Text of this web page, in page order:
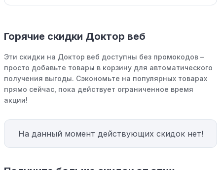
Горячие скидки Доктор веб
Эти скидки на Доктор веб доступны без промокодов –
просто добавьте товары в корзину для автоматического
получения выгоды. Сэкономьте на популярных товарах
прямо сейчас, пока действует ограниченное время
акции!
На данный момент действующих скидок нет!